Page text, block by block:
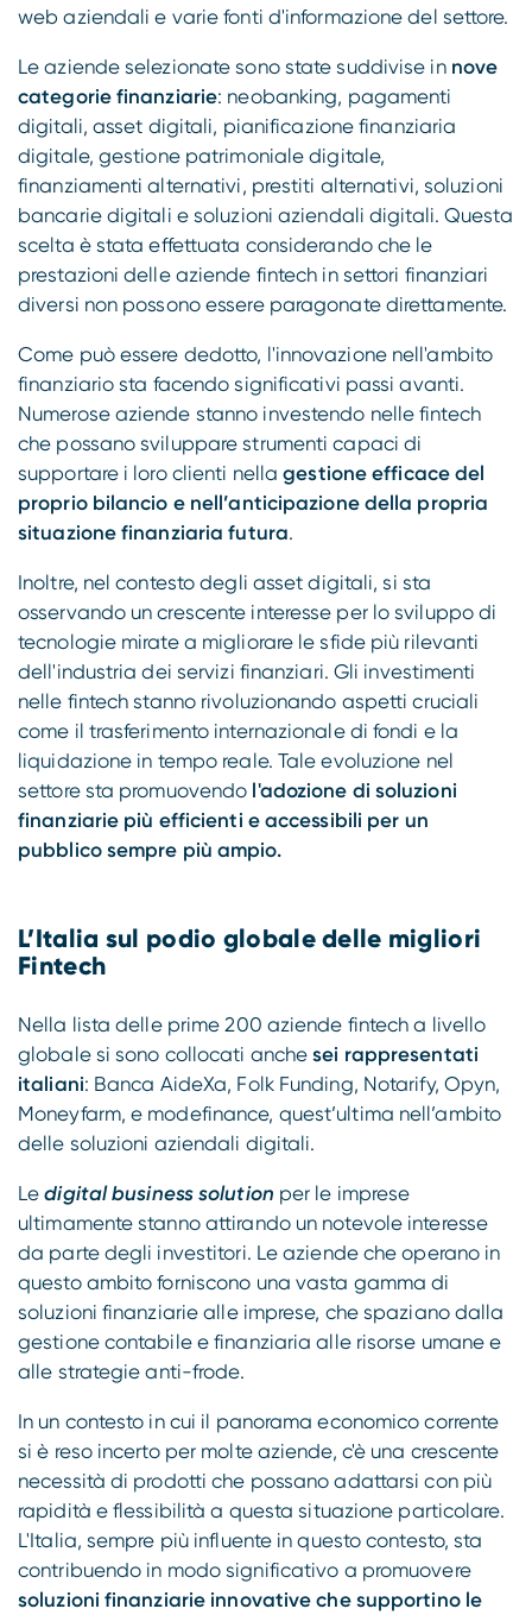
web aziendali e varie fonti d'informazione del settore.
Le aziende selezionate sono state suddivise in nove
categorie finanziarie: neobanking, pagamenti
digitali, asset digitali, pianificazione finanziaria
digitale, gestione patrimoniale digitale,
finanziamenti alternativi, prestiti alternativi, soluzioni
bancarie digitali e soluzioni aziendali digitali. Questa
scelta è stata effettuata considerando che le
prestazioni delle aziende fintech in settori finanziari
diversi non possono essere paragonate direttamente.
Come può essere dedotto, l'innovazione nell'ambito
finanziario sta facendo significativi passi avanti.
Numerose aziende stanno investendo nelle fintech
che possano sviluppare strumenti capaci di
supportare i loro clienti nellagestione efficace del
proprio bilancio e nell’anticipazione della propria
situazione finanziaria futura.
Inoltre, nel contesto degli asset digitali, si sta
osservando un crescente interesse per lo sviluppo di
tecnologie mirate a migliorare le sfide più rilevanti
dell'industria dei servizi finanziari. Gli investimenti
nelle fintech stanno rivoluzionando aspetti cruciali
come il trasferimento internazionale di fondi e la
liquidazione in tempo reale. Tale evoluzione nel
settore sta promuovendo l'adozione di soluzioni
finanziarie più efficienti e accessibili per un
pubblico sempre più ampio.
L’Italia sul podio globale delle migliori
Fintech
Nella lista delle prime 200 aziende fintech a livello
globale si sono collocati anchesei rappresentati
italiani: Banca AideXa, Folk Funding, Notarify, Opyn,
Moneyfarm, e modefinance, quest’ultima nell’ambito
delle soluzioni aziendali digitali.
Ledigital business solution per le imprese
ultimamente stanno attirando un notevole interesse
da parte degli investitori. Le aziende che operano in
questo ambito forniscono una vasta gamma di
soluzioni finanziarie alle imprese, che spaziano dalla
gestione contabile e finanziaria alle risorse umane e
alle strategie anti-frode.
In un contesto in cui il panorama economico corrente
si è reso incerto per molte aziende, c'è una crescente
necessità di prodotti che possano adattarsi con più
rapidità e flessibilità a questa situazione particolare.
L'Italia, sempre più influente in questo contesto, sta
contribuendo in modo significativo a promuovere
soluzioni finanziarie innovative che supportino le